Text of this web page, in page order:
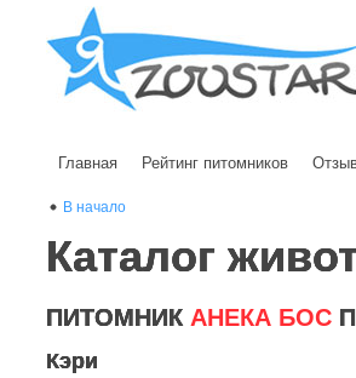
Главная Рейтинг питомников
В начало
Каталог
ПИТОМНИК АНЕКА БОС
Кэри